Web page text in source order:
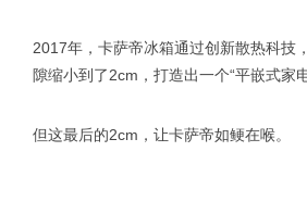
2017年，卡萨帝冰箱通过创新散热科技
隙缩小到了2cm，打造出一个“平嵌式家
但这最后的2cm，让卡萨帝如鲠在喉。